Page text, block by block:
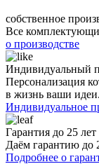
собственное
Все
о производстве
Индивидуальный
Персонализация
в жизнь ваши идеи.
Индивидуальное
Гарантия до 25 лет
Даём гарантию до
Подробнее о